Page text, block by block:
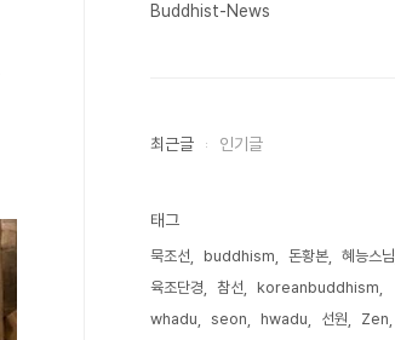
Buddhist-News
최근글 인기글
태그
묵조선 buddhism 돈황본
혜능스님
육조단경
참선
koreanbuddhism
whadu
seon hwadu 선원
Zen